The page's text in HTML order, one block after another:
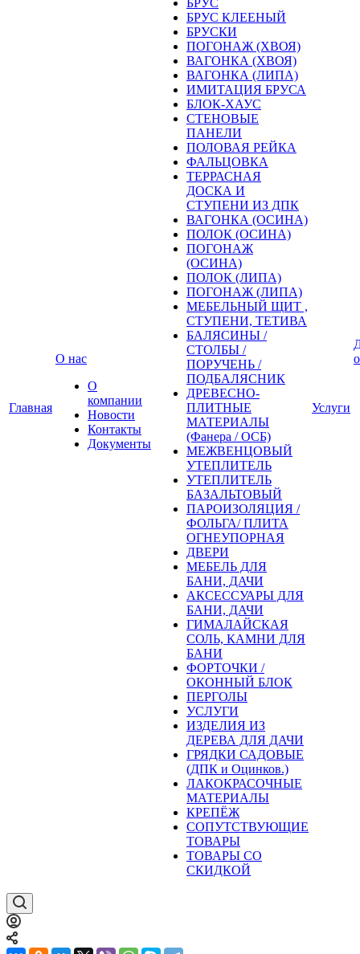
Главная
О нас
О
компании
Новости
Контакты
Документы
БРУС
БРУС КЛЕЕНЫЙ
БРУСКИ
ПОГОНАЖ (ХВОЯ)
ВАГОНКА (ХВОЯ)
ВАГОНКА (ЛИПА)
ИМИТАЦИЯ БРУСА
БЛОК-ХАУС
СТЕНОВЫЕ
ПАНЕЛИ
ПОЛОВАЯ РЕЙКА
ФАЛЬЦОВКА
ТЕРРАСНАЯ
ДОСКА И
СТУПЕНИ ИЗ ДПК
ВАГОНКА (ОСИНА)
ПОЛОК (ОСИНА)
ПОГОНАЖ
(ОСИНА)
ПОЛОК (ЛИПА)
ПОГОНАЖ (ЛИПА)
МЕБЕЛЬНЫЙ ЩИТ ,
СТУПЕНИ, ТЕТИВА
БАЛЯСИНЫ /
СТОЛБЫ /
ПОРУЧЕНЬ /
ПОДБАЛЯСНИК
ДРЕВЕСНО-
ПЛИТНЫЕ
МАТЕРИАЛЫ
(Фанера / ОСБ)
МЕЖВЕНЦОВЫЙ
УТЕПЛИТЕЛЬ
УТЕПЛИТЕЛЬ
БАЗАЛЬТОВЫЙ
ПАРОИЗОЛЯЦИЯ /
ФОЛЬГА/ ПЛИТА
ОГНЕУПОРНАЯ
ДВЕРИ
МЕБЕЛЬ ДЛЯ
БАНИ, ДАЧИ
АКСЕССУАРЫ ДЛЯ
БАНИ, ДАЧИ
ГИМАЛАЙСКАЯ
СОЛЬ, КАМНИ ДЛЯ
БАНИ
ФОРТОЧКИ /
ОКОННЫЙ БЛОК
ПЕРГОЛЫ
УСЛУГИ
ИЗДЕЛИЯ ИЗ
ДЕРЕВА ДЛЯ ДАЧИ
ГРЯДКИ САДОВЫЕ
(ДПК и Оцинков.)
ЛАКОКРАСОЧНЫЕ
МАТЕРИАЛЫ
КРЕПЁЖ
СОПУТСТВУЮЩИЕ
ТОВАРЫ
ТОВАРЫ СО
СКИДКОЙ
Услуги